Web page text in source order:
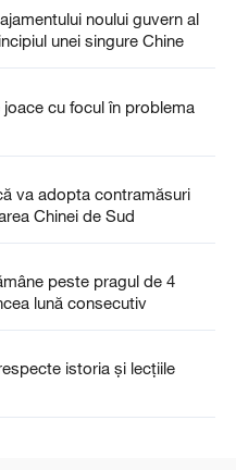
noului guvern al
unei singure Chine
cu focul în problema
va adopta contramăsuri
Chinei de Sud
peste pragul de 4
lună consecutiv
istoria și lecțiile